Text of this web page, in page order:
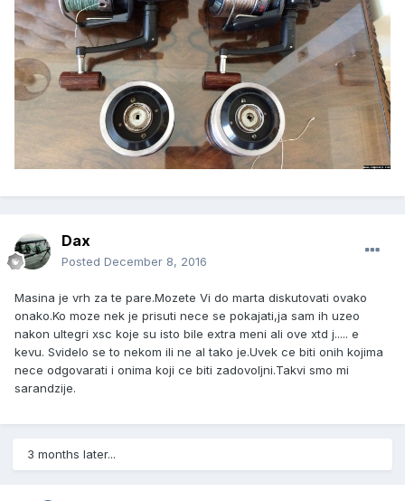
Dax
Posted December 8, 2016
Masina je vrh za te pare.Mozete Vi do marta diskutovati ovako
onako.Ko moze nek je prisuti nece se pokajati,ja sam ih uzeo
nakon ultegri xsc koje su isto bile extra meni ali ove xtd j..... e
kevu. Svidelo se to nekom ili ne al tako je.Uvek ce biti onih kojima
nece odgovarati i onima koji ce biti zadovoljni.Takvi smo mi
sarandzije.
3 months later...